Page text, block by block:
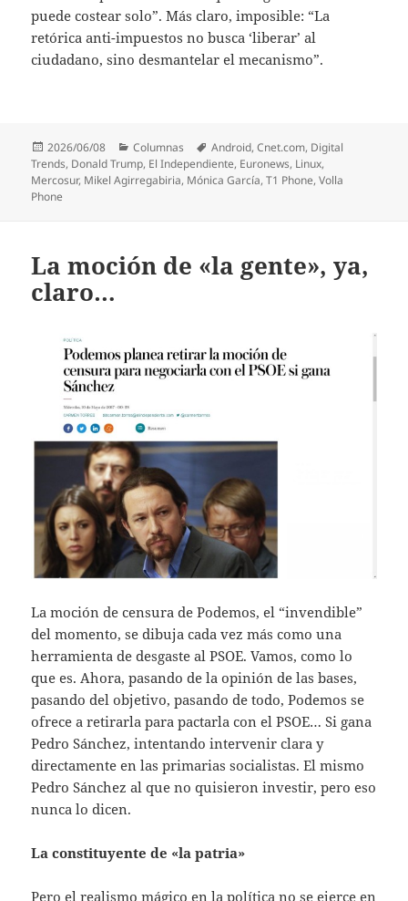
puede costear solo”. Más claro, imposible: “La
retórica anti-impuestos no busca ‘liberar’ al
ciudadano, sino desmantelar el mecanismo”.
Publicado
el
2026/06/08 Categorías
Columnas Etiquetas
Android,Cnet.com, Digital
Trends, Donald Trump, El Independiente, Euronews, Linux,
Mercosur, Mikel Agirregabiria, Mónica García,T1 Phone,Volla
Phone
La moción de «la gente», ya,
claro…
La moción de censura de Podemos, el “invendible”
del momento, se dibuja cada vez más como una
herramienta de desgaste al PSOE. Vamos, como lo
que es. Ahora, pasando de la opinión de las bases,
pasando del objetivo, pasando de todo, Podemos se
ofrece a retirarla para pactarla con el PSOE… Si gana
Pedro Sánchez, intentando intervenir clara y
directamente en las primarias socialistas. El mismo
Pedro Sánchez al que no quisieron investir, pero eso
nunca lo dicen.
La constituyente de «la patria»
Pero el realismo mágico en la política no se ejerce en